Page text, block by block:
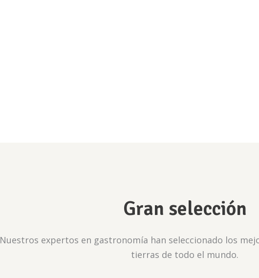
Gran selección
Nuestros expertos en gastronomía han seleccionado los
tierras de todo el mundo.